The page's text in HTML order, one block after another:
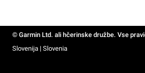
© Garmin Ltd. ali hčerinske družbe. Vse
Slovenija | Slovenia